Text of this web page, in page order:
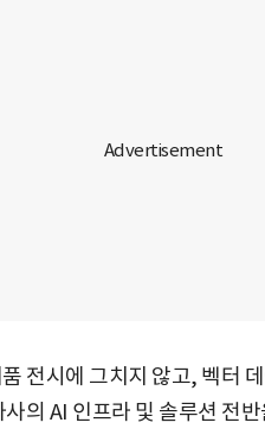
전시에 그치지 않고, 벡터
의 AI 인프라 및 솔루션 전